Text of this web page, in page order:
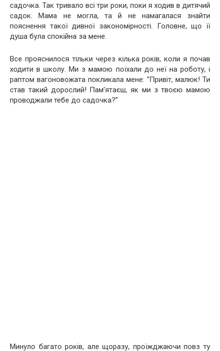
садочка. Так тривало всі три роки, поки я ходив в дитячий
садок. Мама не могла, та й не намагалася знайти
пояснення такої дивної закономірності. Головне, що її
душа була спокійна за мене.
Все прояснилося тільки через кілька років, коли я почав
ходити в школу. Ми з мамою поїхали до неї на роботу, і
раптом вагоновожата покликала мене: “Привіт, малюк! Ти
став такий дорослий! Пам’ятаєш, як ми з твоєю мамою
проводжали тебе до садочка?”
Минуло багато років, але щоразу, проїжджаючи повз ту